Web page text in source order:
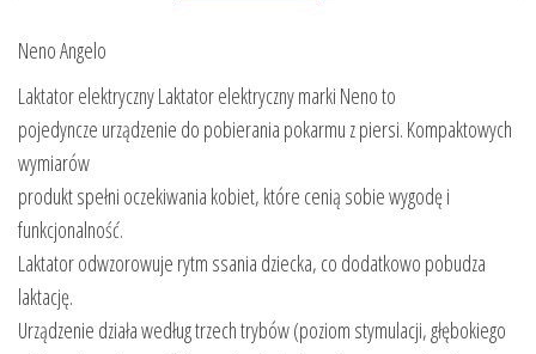
Neno Angelo
Laktator elektryczny Laktator elektryczny marki Neno to
pojedyncze urządzenie do pobierania pokarmu z piersi. Kompaktowych
wymiarów
produkt spełni oczekiwania kobiet, które cenią sobie wygodę i
funkcjonalność.
Laktator odwzorowuje rytm ssania dziecka, co dodatkowo pobudza
laktację.
Urządzenie działa według trzech trybów (poziom stymulacji, głębokiego